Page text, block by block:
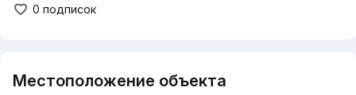
0 подписок
Местоположение объекта